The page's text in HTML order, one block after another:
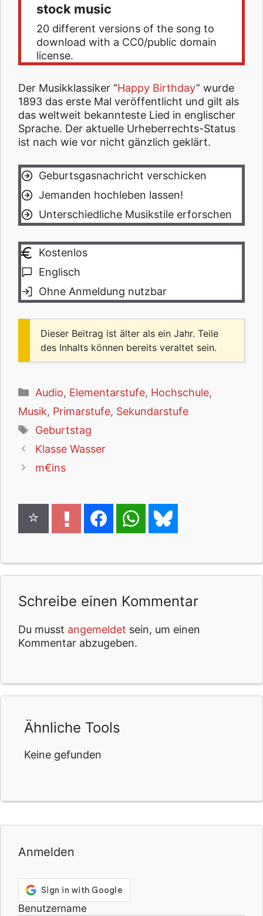
stock music
20 different versions of the song to
download with a CC0/public domain
license.
Der Musikklassiker “Happy Birthday” wurde
1893 das erste Mal veröffentlicht und gilt als
das weltweit bekannteste Lied in englischer
Sprache. Der aktuelle Urheberrechts-Status
ist nach wie vor nicht gänzlich geklärt.
Geburtsgasnachricht verschicken
Jemanden hochleben lassen!
Unterschiedliche Musikstile erforschen
Kostenlos
Englisch
Ohne Anmeldung nutzbar
Dieser Beitrag ist älter als ein Jahr. Teile
des Inhalts können bereits veraltet sein.
Kategorien
Audio, Elementarstufe, Hochschule,
Musik, Primarstufe, Sekundarstufe
Schlagwörter
Geburtstag
Klasse Wasser
m€ins
Schreibe einen Kommentar
Du musst angemeldet sein, um einen
Kommentar abzugeben.
Ähnliche Tools
Keine gefunden
Anmelden
Benutzername